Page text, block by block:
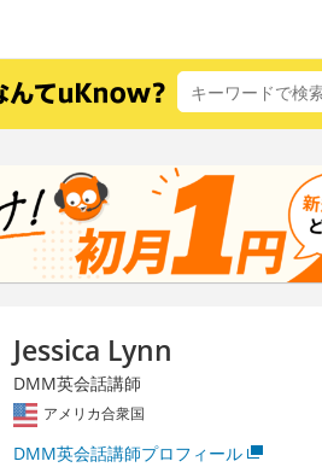
Jessica Lynn
DMM英会話講師
アメリカ合衆国
DMM英会話講師プロフィール